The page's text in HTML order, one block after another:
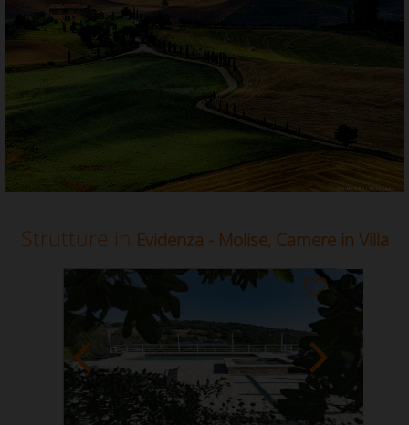
Strutture in Evidenza - Molise, Camere in Villa